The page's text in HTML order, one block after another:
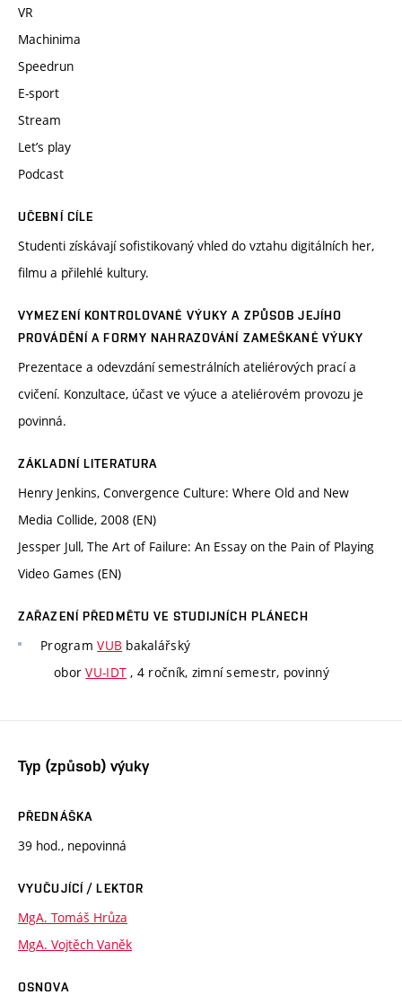
VR
Machinima
Speedrun
E-sport
Stream
Let’s play
Podcast
UČEBNÍ CÍLE
Studenti získávají sofistikovaný vhled do vztahu digitálních her,
filmu a přilehlé kultury.
VYMEZENÍ KONTROLOVANÉ VÝUKY A ZPŮSOB JEJÍHO
PROVÁDĚNÍ A FORMY NAHRAZOVÁNÍ ZAMEŠKANÉ VÝUKY
Prezentace a odevzdání semestrálních ateliérových prací a
cvičení. Konzultace, účast ve výuce a ateliérovém provozu je
povinná.
ZÁKLADNÍ LITERATURA
Henry Jenkins, Convergence Culture: Where Old and New
Media Collide, 2008 (EN)
Jessper Jull, The Art of Failure: An Essay on the Pain of Playing
Video Games (EN)
ZAŘAZENÍ PŘEDMĚTU VE STUDIJNÍCH PLÁNECH
ProgramVUB bakalářský
oborVU-IDT , 4 ročník, zimní semestr, povinný
Typ (způsob) výuky
PŘEDNÁŠKA
39 hod., nepovinná
VYUČUJÍCÍ / LEKTOR
MgA. Tomáš Hrůza
MgA. Vojtěch Vaněk
OSNOVA